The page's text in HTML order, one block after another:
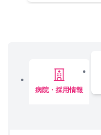
病院・採用情報